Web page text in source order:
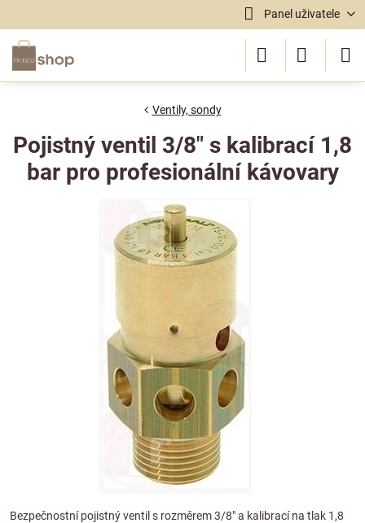
Panel uživatele
Ventily, sondy
Pojistný ventil 3/8" s kalibrací 1,8
bar pro profesionální kávovary
Bezpečnostní pojistný ventil s rozměrem 3/8" a kalibrací na tlak 1,8